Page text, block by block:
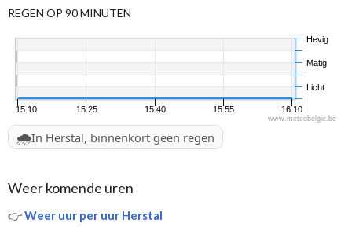
REGEN OP 90 MINUTEN
15:10 15:25 15:40 15:55 16:10
Licht
Matig
Hevig
www.meteobelgie.be
🌧️In Herstal, binnenkort geen regen
Weer komende uren
👉Weer uur per uur Herstal